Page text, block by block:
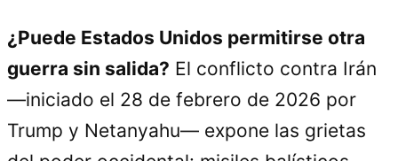
¿Puede Estados Unidos permitirse otra
guerra sin salida? El conflicto contra Irán
—iniciado el 28 de febrero de 2026 por
Trump y Netanyahu— expone las grietas